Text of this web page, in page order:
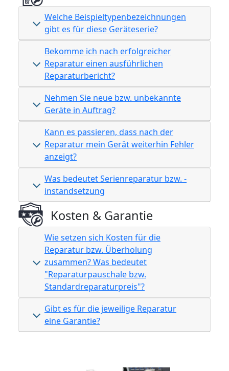
Welche Beispieltypenbezeichnungen
gibt es für diese Geräteserie?
Bekomme ich nach erfolgreicher
Reparatur einen ausführlichen
Reparaturbericht?
Nehmen Sie neue bzw. unbekannte
Geräte in Auftrag?
Kann es passieren, dass nach der
Reparatur mein Gerät weiterhin Fehler
anzeigt?
Was bedeutet Serienreparatur bzw. -
instandsetzung
Kosten & Garantie
Wie setzen sich Kosten für die
Reparatur bzw. Überholung
zusammen? Was bedeutet
"Reparaturpauschale bzw.
Standardreparaturpreis"?
Gibt es für die jeweilige Reparatur
eine Garantie?